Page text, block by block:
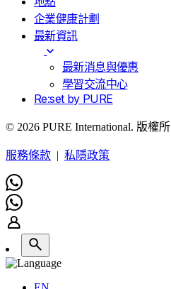
企業健康計劃
最新資訊
最新消息與優惠
學習交流中心
Re:set by PURE
© 2026 PURE International. 版權
服務條款 | 私隱政策